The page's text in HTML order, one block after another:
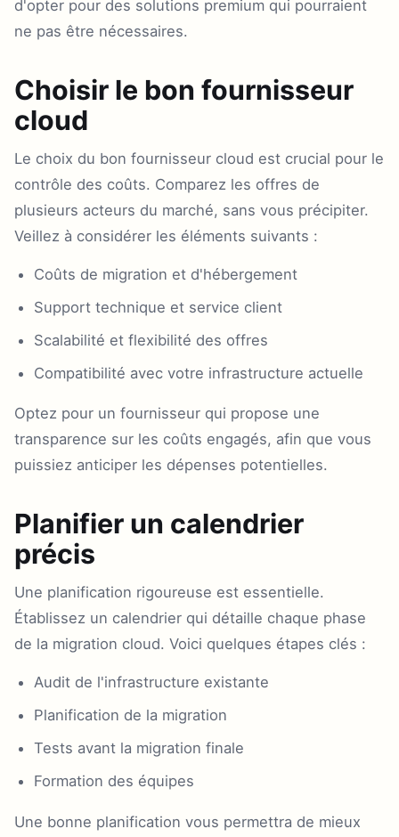
d'opter pour des solutions premium qui pourraient
ne pas être nécessaires.
Choisir le bon fournisseur
cloud
Le choix du bon fournisseur cloud est crucial pour le
contrôle des coûts. Comparez les offres de
plusieurs acteurs du marché, sans vous précipiter.
Veillez à considérer les éléments suivants :
Coûts de migration et d'hébergement
Support technique et service client
Scalabilité et flexibilité des offres
Compatibilité avec votre infrastructure actuelle
Optez pour un fournisseur qui propose une
transparence sur les coûts engagés, afin que vous
puissiez anticiper les dépenses potentielles.
Planifier un calendrier
précis
Une planification rigoureuse est essentielle.
Établissez un calendrier qui détaille chaque phase
de la migration cloud. Voici quelques étapes clés :
Audit de l'infrastructure existante
Planification de la migration
Tests avant la migration finale
Formation des équipes
Une bonne planification vous permettra de mieux